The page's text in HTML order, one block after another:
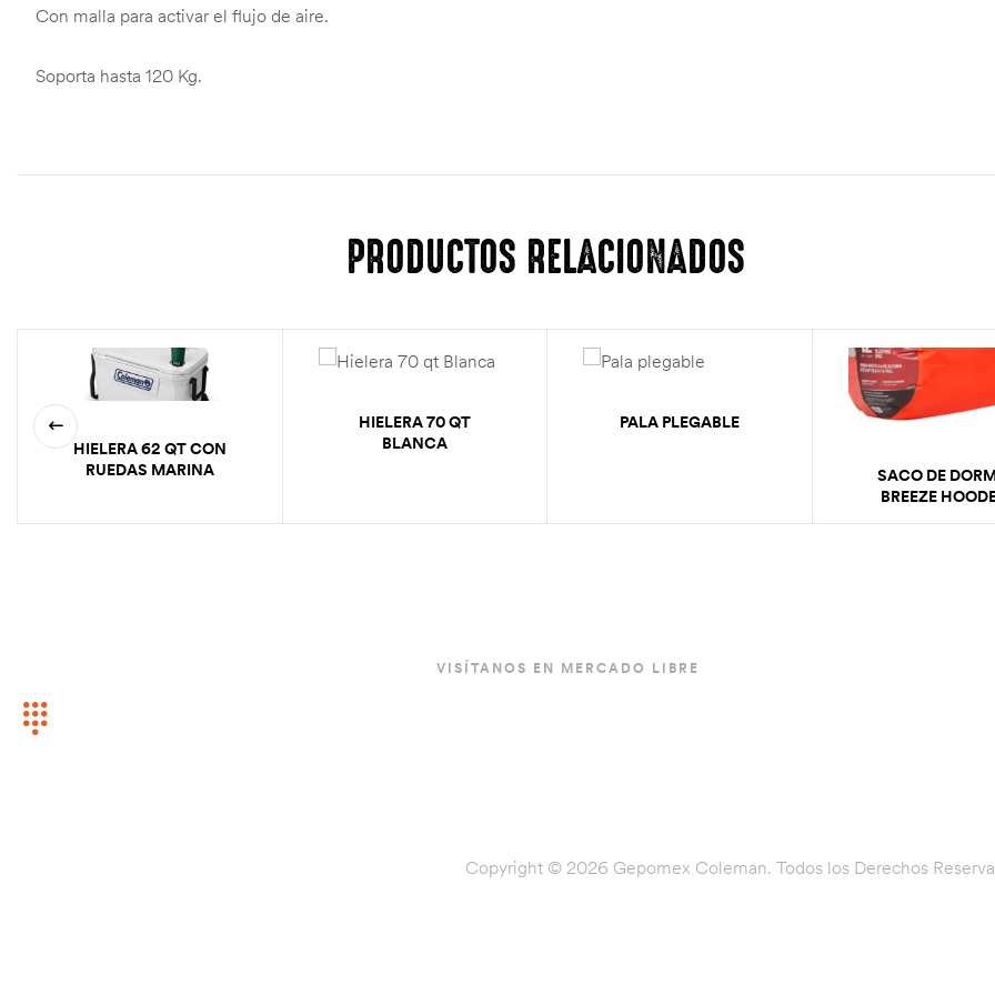
Con malla para activar el flujo de aire.
Soporta hasta 120 Kg.
PRODUCTOS RELACIONADOS
HIELERA 62 QT CON
RUEDAS MARINA
HIELERA 70 QT
BLANCA
PALA PLEGABLE
SACO DE
BREEZE
VISÍTANOS EN MERCADO LIBRE
Copyright © 2026 Gepomex Coleman. Todos los Derechos